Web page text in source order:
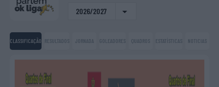
2026/2027
CLASSIFICAÇÃO RESULTADOS JORNADA GOLEADORES QUADROS ESTATÍSTICAS NOTICIAS